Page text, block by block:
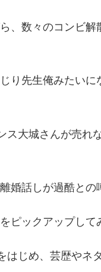
、数々のコンビ
り先生俺みたい
ス大城さんが売れ
婚話しが過酷との
ピックアップして
じめ、芸歴やネ